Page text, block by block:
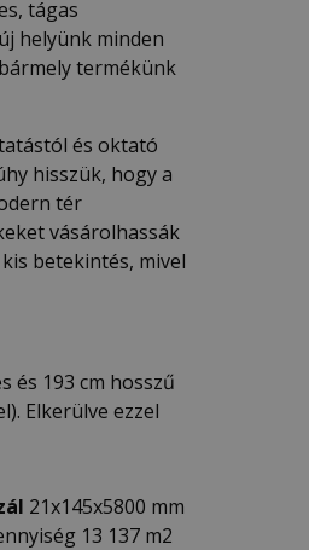
tágas
helyünk minden
termékünk
és oktató
hisszük, hogy a
tér
vásárolhassák
betekintés, mivel
és 193 cm hosszű
Elkerülve ezzel
21x145x5800 mm
13 137 m2